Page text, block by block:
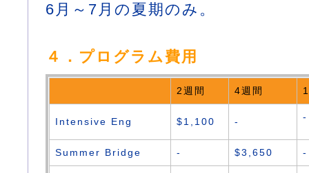
6月～7月の夏期のみ。
４．プログラム費用
2週間 4週間
Intensive Eng $1,100 - -
Summer Bridge - $3,650 -